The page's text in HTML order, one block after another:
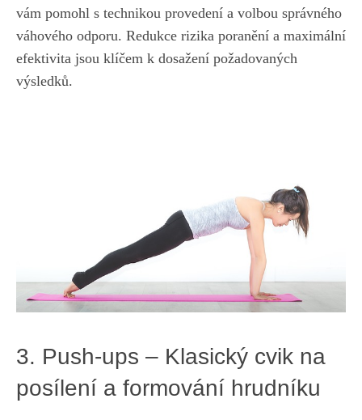
vám pomohl s ⁢technikou ⁤provedení a ⁢volbou správného
váhového‍ odporu. Redukce rizika poranění​ a maximální
efektivita jsou klíčem k dosažení požadovaných
výsledků.
3. ⁤Push-ups – Klasický cvik na
posílení a formování⁢ hrudníku